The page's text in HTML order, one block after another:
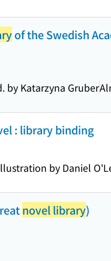
of the Swedish
by Katarzyna Gruber
: library binding
by Daniel
novel library)